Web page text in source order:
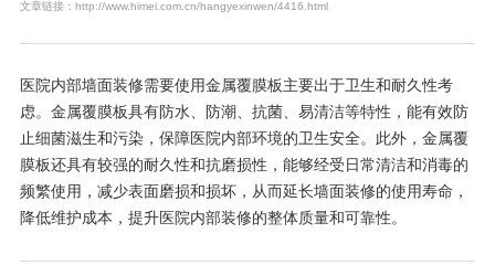
文章链接：http://www.himei.com.cn/hangyexinwen/4416.html
医院内部墙面装修需要使用金属覆膜板主要出于卫生和耐久性考
虑。金属覆膜板具有防水、防潮、抗菌、易清洁等特性，能有效防
止细菌滋生和污染，保障医院内部环境的卫生安全。此外，金属覆
膜板还具有较强的耐久性和抗磨损性，能够经受日常清洁和消毒的
频繁使用，减少表面磨损和损坏，从而延长墙面装修的使用寿命，
降低维护成本，提升医院内部装修的整体质量和可靠性。